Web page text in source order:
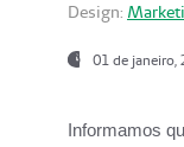
Design:
01 de janeiro,
Informamos